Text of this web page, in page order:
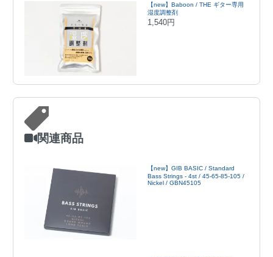
【new】Baboon / THE ギター専用
湿度調整剤
1,540円
関連商品
【new】GIB BASIC / Standard
Bass Strings - 4st / 45-65-85-105 /
Nickel / GBN45105